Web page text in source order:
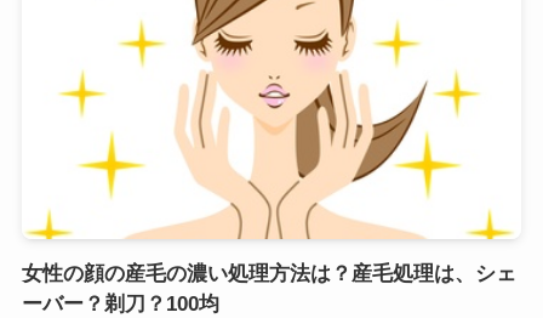
女性の顔の産毛の濃い処理方法は？産毛処理は、シェ
ーバー？剃刀？100均